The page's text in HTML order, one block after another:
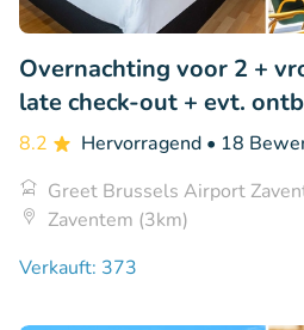
Overnachting voor 2 +
late check-out + evt.
8.2 Hervorragend • 18
Greet Brussels Airport
Zaventem (3km)
Verkauft: 373